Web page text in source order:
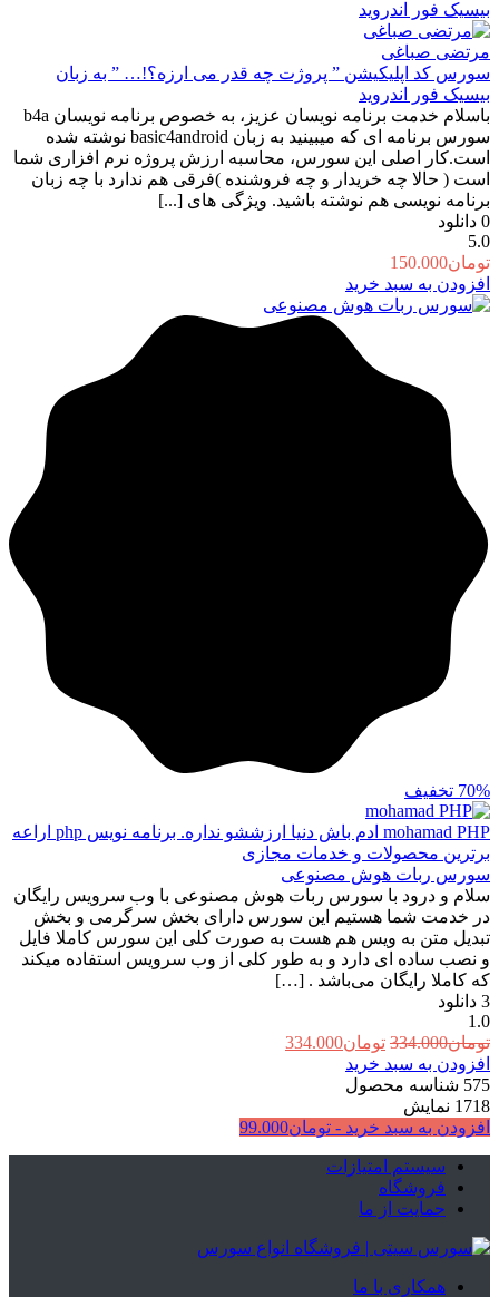
مرتضی صباغی
سورس کد اپلیکیشن ” پروژت چه قدر می ارزه؟!… ” به زبان
بیسیک فور اندروید
باسلام خدمت برنامه نویسان عزیز، به خصوص برنامه نویسان b4a
سورس برنامه ای که میبینید به زبان basic4android نوشته شده
است.کار اصلی این سورس، محاسبه ارزش پروژه نرم افزاری شما
است ( حالا چه خریدار و چه فروشنده )فرقی هم ندارد با چه زبان
برنامه نویسی هم نوشته باشید. ویژگی های [...]
0 دانلود
5.0
تومان150.000
افزودن به سبد خرید
70% تخفیف
mohamad PHP
ادم باش دنیا ارزششو نداره. برنامه نویس php اراعه
برترین محصولات و خدمات مجازی
سورس ربات هوش مصنوعی
سلام و درود با سورس ربات هوش مصنوعی با وب سرویس رایگان
در خدمت شما هستیم این سورس دارای بخش سرگرمی و بخش
تبدیل متن به ویس هم هست به صورت کلی این سورس کاملا فایل
و نصب ساده ای دارد و به طور کلی از وب سرویس استفاده میکند
که کاملا رایگان می‌باشد . […]
3 دانلود
1.0
تومان334.000 قیمت
اصلی:
تومان334.000
افزودن به سبد خرید
575 شناسه محصول
1718 نمایش
افزودن به سبد خرید - تومان99.000
سیستم امتیازات
فروشگاه
حمایت از ما
همکاری با ما